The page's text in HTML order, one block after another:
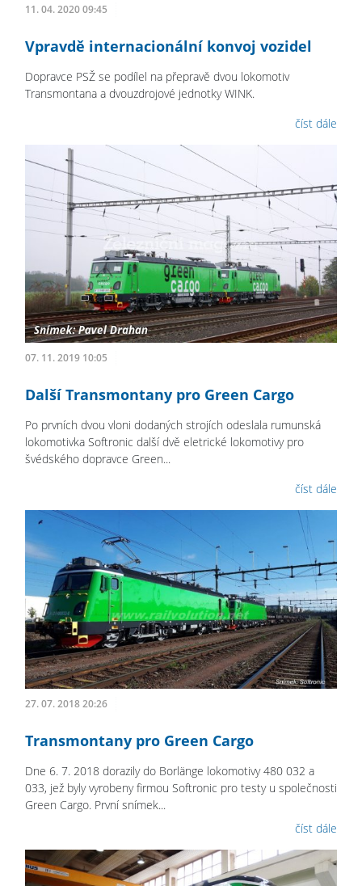
11. 04. 2020 09:45
Vpravdě internacionální konvoj vozidel
Dopravce PSŽ se podílel na přepravě dvou lokomotiv
Transmontana a dvouzdrojové jednotky WINK.
číst dále
07. 11. 2019 10:05
Další Transmontany pro Green Cargo
Po prvních dvou vloni dodaných strojích odeslala rumunská
lokomotivka Softronic další dvě eletrické lokomotivy pro
švédského dopravce Green...
číst dále
27. 07. 2018 20:26
Transmontany pro Green Cargo
Dne 6. 7. 2018 dorazily do Borlänge lokomotivy 480 032 a
033, jež byly vyrobeny firmou Softronic pro testy u společnosti
Green Cargo. První snímek...
číst dále